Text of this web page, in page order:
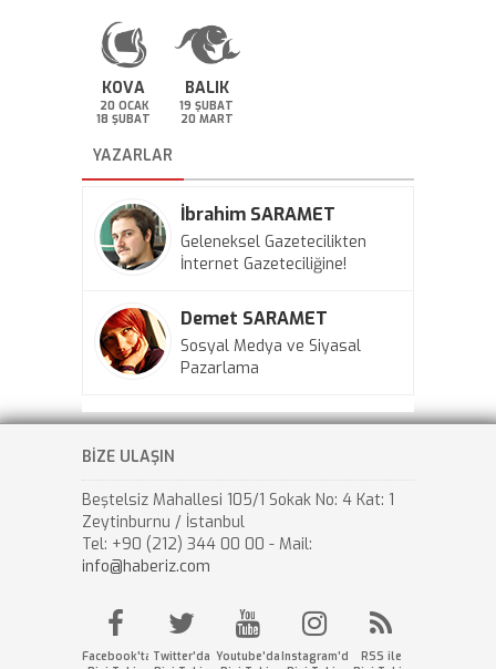
KOVA
20 OCAK
18 ŞUBAT
BALIK
19 ŞUBAT
20 MART
YAZARLAR
İbrahim SARAMET
Geleneksel Gazetecilikten
İnternet Gazeteciliğine!
Demet SARAMET
Sosyal Medya ve Siyasal
Pazarlama
BİZE ULAŞIN
Beştelsiz Mahallesi 105/1 Sokak No: 4 Kat: 1
Zeytinburnu / İstanbul
Tel: +90 (212) 344 00 00 - Mail:
info@haberiz.com
Facebook'ta Twitter'da Youtube'da Instagram'da
RSS ile